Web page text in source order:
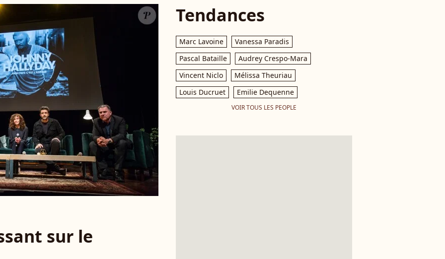
sur le
Tendances
Marc Lavoine
Vanessa Paradis
Pascal Bataille
Audrey Crespo-Mara
Vincent Niclo
Mélissa Theuriau
Louis Ducruet
Emilie Dequenne
VOIR TOUS LES PEOPLE